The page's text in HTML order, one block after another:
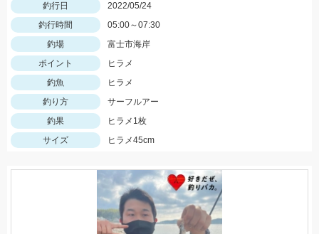
釣行日
2022/05/24
釣行時間
05:00～07:30
釣場
富士市海岸
ポイント
ヒラメ
釣魚
ヒラメ
釣り方
サーフルアー
釣果
ヒラメ1枚
サイズ
ヒラメ45cm